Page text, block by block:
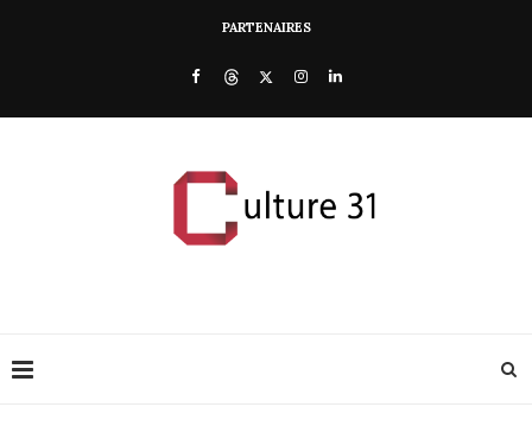
PARTENAIRES